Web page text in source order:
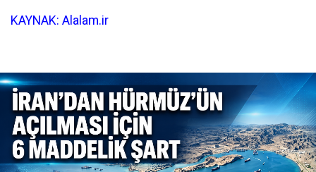
KAYNAK: Alalam.ir